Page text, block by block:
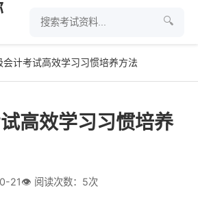
🔍
会计考试高效学习习惯培养方法
高效学习习惯培养
21👁 阅读次数：5次